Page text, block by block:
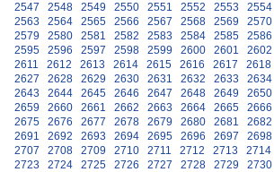
2547
2548 2549 2550 2551 2552 2553 2554
2563
2564 2565 2566 2567 2568 2569 2570
2579
2580 2581 2582 2583 2584 2585 2586
2595
2596 2597 2598 2599 2600 2601 2602
2611
2612 2613 2614 2615 2616 2617 2618
2627
2628 2629 2630 2631 2632 2633 2634
2643
2644 2645 2646 2647 2648 2649 2650
2659
2660 2661 2662 2663 2664 2665 2666
2675
2676 2677 2678 2679 2680 2681 2682
2691
2692 2693 2694 2695 2696 2697 2698
2707
2708 2709 2710 2711 2712 2713 2714
2723
2724 2725 2726 2727 2728 2729 2730